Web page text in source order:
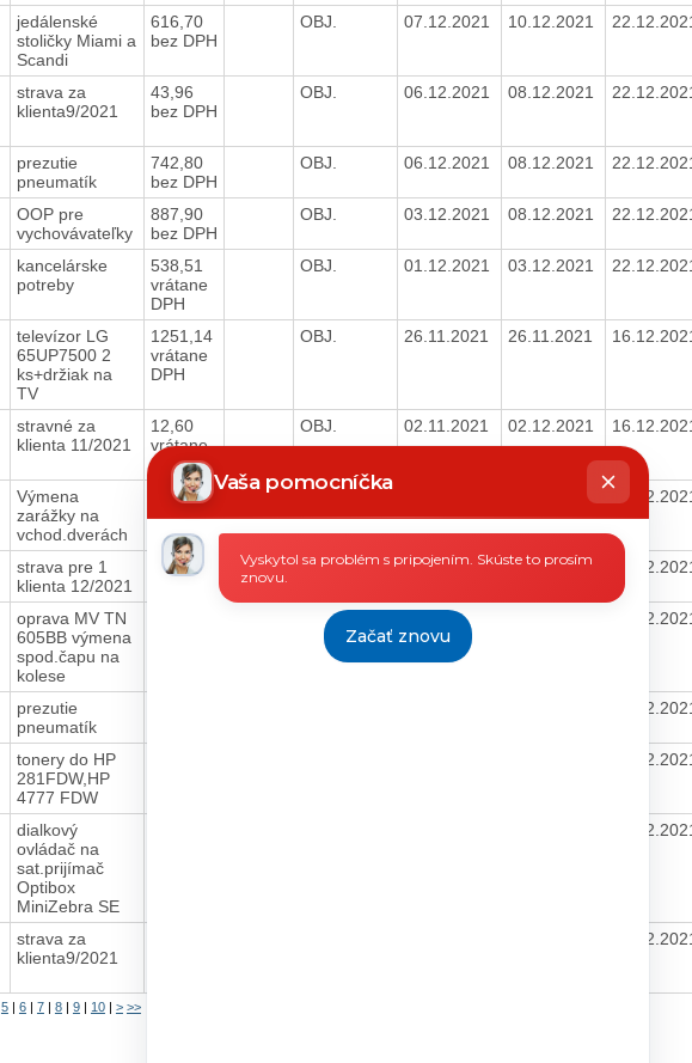
jedálenské
stoličky Miami a
Scandi
616,70
bez DPH
OBJ. 07.12.2021 10.12.2021
strava za
klienta9/2021
43,96
bez DPH
OBJ. 06.12.2021 08.12.2021
prezutie
pneumatík
742,80
bez DPH
OBJ. 06.12.2021 08.12.2021
OOP pre
vychovávateľky
887,90
bez DPH
OBJ. 03.12.2021 08.12.2021
kancelárske
potreby
538,51
vrátane
DPH
OBJ. 01.12.2021 03.12.2021
televízor LG
65UP7500 2
ks+držiak na
TV
1251,14
vrátane
DPH
OBJ. 26.11.2021 26.11.2021
stravné za
klienta 11/2021
12,60
vrátane
DPH
OBJ. 02.11.2021 02.12.2021
Výmena
zarážky na
vchod.dverách
151,20
vrátane
DPH
01.12.2021
strava pre 1
klienta 12/2021
100,44
OBJ. 23.11.2021 26.11.2021
oprava MV TN
605BB výmena
spod.čapu na
kolese
OBJ. 19.11.2021
prezutie
pneumatík
tonery do HP
281FDW,HP
4777 FDW
dialkový
ovládač na
sat.prijímač
Optibox
MiniZebra SE
strava za
klienta9/2021
5| 6| 7| 8| 9| 10| > >>
Vaša pomocníčka
Chatbot
píše
Vyskytol sa problém s pripojením. Skúste to prosím
znovu.
Začať znovu